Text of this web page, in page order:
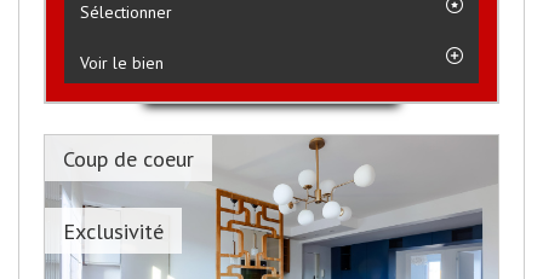
Sélectionner
Voir le bien
Exclusivité
Coup de coeur